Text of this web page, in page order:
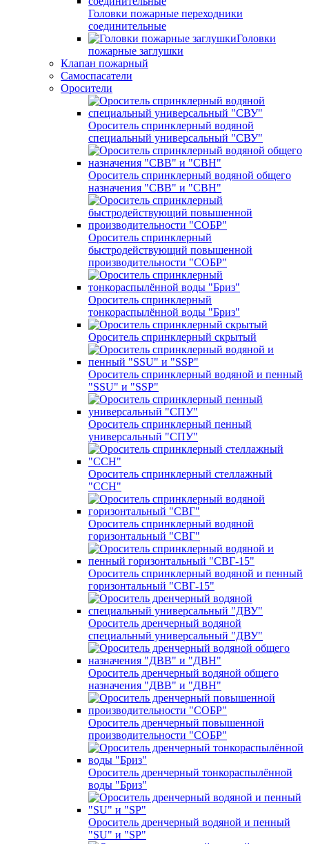
Головки пожарные переходники
соединительные
Головки
пожарные заглушки
Клапан пожарный
Самоспасатели
Оросители
Ороситель спринклерный водяной
специальный универсальный "СВУ"
Ороситель спринклерный водяной общего
назначения "СВВ" и "СВН"
Ороситель спринклерный
быстродействующий повышенной
производительности "СОБР"
Ороситель спринклерный
тонкораспылённой воды "Бриз"
Ороситель спринклерный скрытый
Ороситель спринклерный водяной и пенный
"SSU" и "SSP"
Ороситель спринклерный пенный
универсальный "СПУ"
Ороситель спринклерный стеллажный
"ССН"
Ороситель спринклерный водяной
горизонтальный "СВГ"
Ороситель спринклерный водяной и пенный
горизонтальный "СВГ-15"
Ороситель дренчерный водяной
специальный универсальный "ДВУ"
Ороситель дренчерный водяной общего
назначения "ДВВ" и "ДВН"
Ороситель дренчерный повышенной
производительности "СОБР"
Ороситель дренчерный тонкораспылённой
воды "Бриз"
Ороситель дренчерный водяной и пенный
"SU" и "SP"